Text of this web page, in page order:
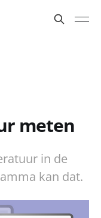
meten
in de
kan dat.